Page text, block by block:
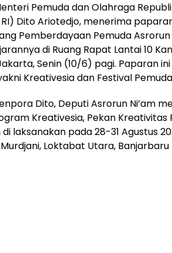
Pemuda dan Olahraga
Dito Ariotedjo, menerima
Pemberdayaan Pemuda Asrorun
di Ruang Rapat Lantai 10
Senin (10/6) pagi. Paparan
Kreativesia dan Festival
Dito, Deputi Asrorun Ni’am
Kreativesia, Pekan Kreativitas
di laksanakan pada 28-31 Agustus
Loktabat Utara,